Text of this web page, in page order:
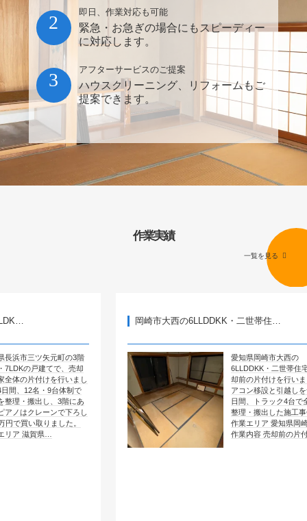
即日、作業対応も可能
緊急・お急ぎの場合にもスピーディー
に対応します。
2
アフターサービスのご提案
ハウスクリーニング、リフォームもご
提案できます。
3
作業実績
一覧を見る
元町の3階
で、売却
を行いまし
台体制で
、3階にあ
ンで下ろし
ました。
岡崎市大西の6LLDDKK・二世帯住…
愛知県岡崎市大西の
6LLDDKK・二世帯住宅で、売
却前の片付けを行いました。エ
アコン移設と引越しを含めて4
日間、トラック4台で全部屋を
整理・搬出した施工事例です。
作業エリア 愛知県岡崎市大西
作業内容 売却前の片付け …